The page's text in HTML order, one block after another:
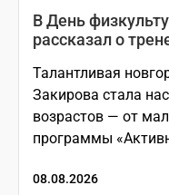
В День
рассказал о
Талантливая
Закирова стала
возрастов — от
программы
08.08.2026